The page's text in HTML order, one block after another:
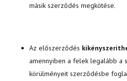
másik szerződés megkötése.
Az előszerződés
amennyiben a felek legalább a
körülményeit szerződésbe